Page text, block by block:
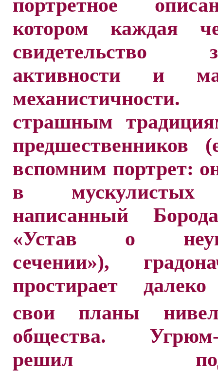
портретное
котором каждая
свидетельство
активности и
механистичности.
страшным
предшественников
вспомним портрет:
в мускулистых
написанный
«Устав о
сечении»),
простирает
свои планы
общества. Угрюм-
решил